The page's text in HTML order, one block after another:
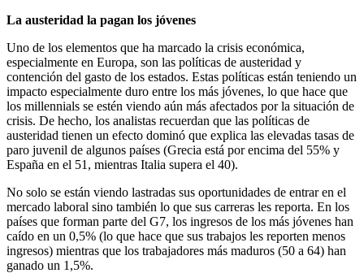
La austeridad la pagan los jóvenes
Uno de los elementos que ha marcado la crisis económica,
especialmente en Europa, son las políticas de austeridad y
contención del gasto de los estados. Estas políticas están teniendo un
impacto especialmente duro entre los más jóvenes, lo que hace que
los millennials se estén viendo aún más afectados por la situación de
crisis. De hecho, los analistas recuerdan que las políticas de
austeridad tienen un efecto dominó que explica las elevadas tasas de
paro juvenil de algunos países (Grecia está por encima del 55% y
España en el 51, mientras Italia supera el 40).
No solo se están viendo lastradas sus oportunidades de entrar en el
mercado laboral sino también lo que sus carreras les reporta. En los
países que forman parte del G7, los ingresos de los más jóvenes han
caído en un 0,5% (lo que hace que sus trabajos les reporten menos
ingresos) mientras que los trabajadores más maduros (50 a 64) han
ganado un 1,5%.